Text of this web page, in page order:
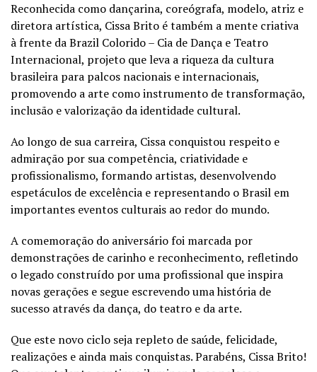
Reconhecida como dançarina, coreógrafa, modelo, atriz e
diretora artística, Cissa Brito é também a mente criativa
à frente da Brazil Colorido – Cia de Dança e Teatro
Internacional, projeto que leva a riqueza da cultura
brasileira para palcos nacionais e internacionais,
promovendo a arte como instrumento de transformação,
inclusão e valorização da identidade cultural.
Ao longo de sua carreira, Cissa conquistou respeito e
admiração por sua competência, criatividade e
profissionalismo, formando artistas, desenvolvendo
espetáculos de excelência e representando o Brasil em
importantes eventos culturais ao redor do mundo.
A comemoração do aniversário foi marcada por
demonstrações de carinho e reconhecimento, refletindo
o legado construído por uma profissional que inspira
novas gerações e segue escrevendo uma história de
sucesso através da dança, do teatro e da arte.
Que este novo ciclo seja repleto de saúde, felicidade,
realizações e ainda mais conquistas. Parabéns, Cissa Brito!